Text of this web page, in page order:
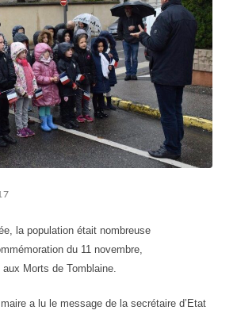
la population était nombreuse
du 11 novembre,
Morts de Tomblaine.
a lu le message de la secrétaire d’Etat